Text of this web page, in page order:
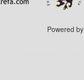
Powered by